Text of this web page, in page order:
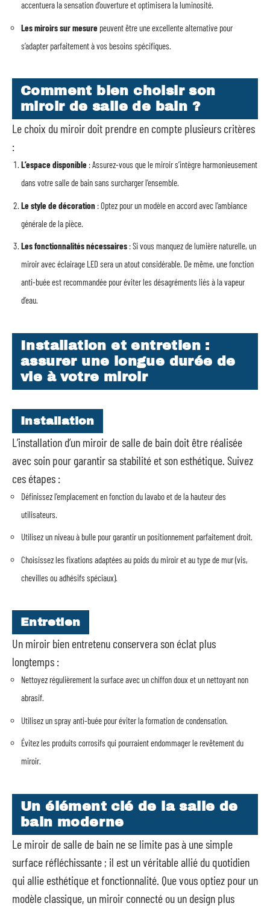
accentuera la sensation d’ouverture et optimisera la luminosité.
Les miroirs sur mesure peuvent être une excellente alternative pour
s’adapter parfaitement à vos besoins spécifiques.
Comment bien choisir son
miroir de salle de bain ?
Le choix du miroir doit prendre en compte plusieurs critères
:
L’espace disponible : Assurez-vous que le miroir s’intègre harmonieusement
dans votre salle de bain sans surcharger l’ensemble.
Le style de décoration : Optez pour un modèle en accord avec l’ambiance
générale de la pièce.
Les fonctionnalités nécessaires : Si vous manquez de lumière naturelle, un
miroir avec éclairage LED sera un atout considérable. De même, une fonction
anti-buée est recommandée pour éviter les désagréments liés à la vapeur
d’eau.
Installation et entretien :
assurer une longue durée de
vie à votre miroir
Installation
L’installation d’un miroir de salle de bain doit être réalisée
avec soin pour garantir sa stabilité et son esthétique. Suivez
ces étapes :
Définissez l’emplacement en fonction du lavabo et de la hauteur des
utilisateurs.
Utilisez un niveau à bulle pour garantir un positionnement parfaitement droit.
Choisissez les fixations adaptées au poids du miroir et au type de mur (vis,
chevilles ou adhésifs spéciaux).
Entretien
Un miroir bien entretenu conservera son éclat plus
longtemps :
Nettoyez régulièrement la surface avec un chiffon doux et un nettoyant non
abrasif.
Utilisez un spray anti-buée pour éviter la formation de condensation.
Évitez les produits corrosifs qui pourraient endommager le revêtement du
miroir.
Un élément clé de la salle de
bain moderne
Le miroir de salle de bain ne se limite pas à une simple
surface réfléchissante ; il est un véritable allié du quotidien
qui allie esthétique et fonctionnalité. Que vous optiez pour un
modèle classique, un miroir connecté ou un design plus